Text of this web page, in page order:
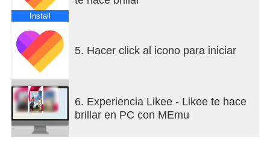
Los jóvenes de todo el mundo se reúnen en Likee
para conocer a personas interesantes. No solo
tendrás la oportunidad de conocer billones de
influencers y artistas talentosos de todo el mundo,
sino también podrás encontrar a amigos nuevos de
tu ciudad.
Una plataforma de creación de videos líder
Install
5. Hacer click al icono para iniciar
6. Experiencia Likee - Likee te hace
brillar en PC con MEmu